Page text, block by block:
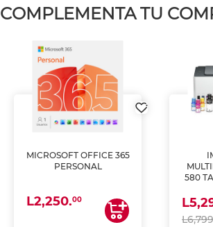
COMPLEMENTA TU
MICROSOFT OFFICE 365
PERSONAL
L2,250.00
580